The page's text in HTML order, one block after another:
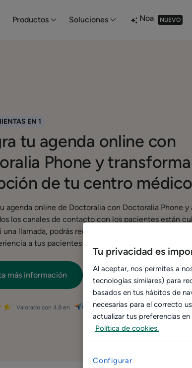
Productos Soluciones Noa NUEVO
EN 1
tu agenda online con
Phone y
de tu centro médico
agenda online de Doctoralia con Doctoralia Phone y
los canales de contacto con los pacientes están
una llamada, podrás recuperar las citas perdidas y
a tus pacientes sin importar por qué vía te
más información
Valorado con 4.8 en
Tu privacidad es
Al aceptar, nos permites a
tecnologías similares) para
basados en tus hábitos de
necesarias para el correcto
actualizar tus preferencias
Política de cookies.
Configurar